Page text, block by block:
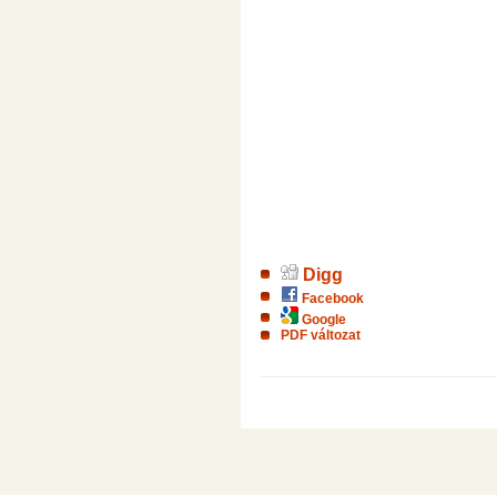
Digg
Facebook
Google
PDF változat